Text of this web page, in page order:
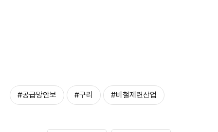
#공급망안보 #구리 #비철제련산업